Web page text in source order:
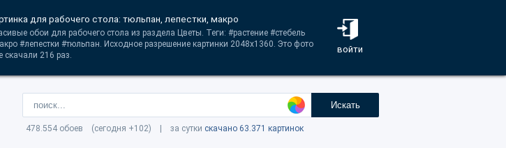
войти
для рабочего стола: тюльпан, лепестки, макро
обои для рабочего стола из раздела Цветы. Теги: #растение #стебель
#лепестки #тюльпан. Исходное разрешение картинки 2048x1360. Это фото
скачали 216 раз.
Искать
478.554 обоев (сегодня +102) | за сутки скачано 63.371 картинок